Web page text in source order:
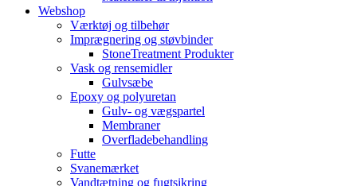
Webshop
Værktøj og tilbehør
Imprægnering og støvbinder
StoneTreatment Produkter
Vask og rensemidler
Gulvsæbe
Epoxy og polyuretan
Gulv- og vægspartel
Membraner
Overfladebehandling
Futte
Svanemærket
Vandtætning og fugtsikring